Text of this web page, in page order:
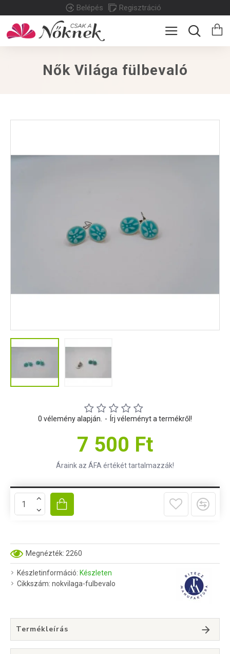
Belépés Regisztráció
Nők Világa fülbevaló
Készletinformáció: Készleten
Cikkszám: nokvilaga-fulbevalo
Megnézték: 2260
0 vélemény alapján. - Írj véleményt a termékről!
7 500 Ft
Áraink az ÁFA értékét tartalmazzák!
Termékleírás